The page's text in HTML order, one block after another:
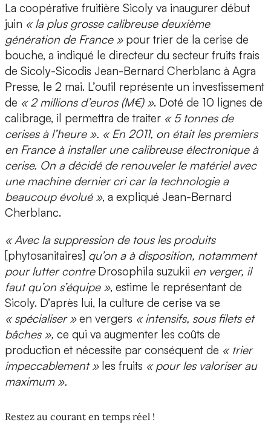
La coopérative fruitière Sicoly va inaugurer début
juin « la plus grosse calibreuse deuxième
génération de France »pour trier de la cerise de
bouche, a indiqué le directeur du secteur fruits frais
de Sicoly-Sicodis Jean-Bernard Cherblanc à Agra
Presse, le 2 mai. L’outil représente un investissement
de « 2 millions d’euros (M€) ». Doté de 10 lignes de
calibrage, il permettra de traiter « 5 tonnes de
cerises à l’heure ». « En 2011, on était les premiers
en France à installer une calibreuse électronique à
cerise. On a décidé de renouveler le matériel avec
une machine dernier cri car la technologie a
beaucoup évolué », a expliqué Jean-Bernard
Cherblanc.
« Avec la suppression de tous les produits
[phytosanitaires] qu’on a à disposition, notamment
pour lutter contre Drosophila suzukii en verger, il
faut qu’on s’équipe », estime le représentant de
Sicoly. D’après lui, la culture de cerise va se
« spécialiser »en vergers « intensifs, sous filets et
bâches », ce qui va augmenter les coûts de
production et nécessite par conséquent de « trier
impeccablement » les fruits « pour les valoriser au
maximum ».
Restez au courant en temps réel !